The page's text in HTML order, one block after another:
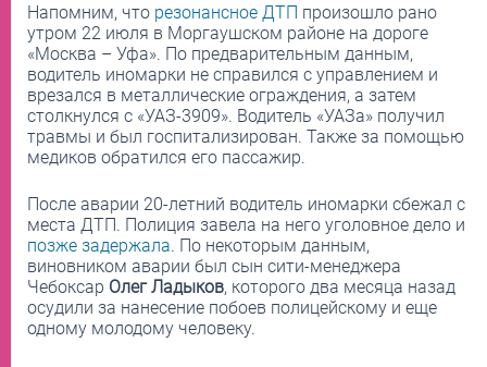
Напомним, что резонансное ДТП произошло рано
утром 22 июля в Моргаушском районе на дороге
«Москва – Уфа». По предварительным данным,
водитель иномарки не справился с управлением и
врезался в металлические ограждения, а затем
столкнулся с «УАЗ-3909». Водитель «УАЗа» получил
травмы и был госпитализирован. Также за помощью
медиков обратился его пассажир.
После аварии 20-летний водитель иномарки сбежал с
места ДТП. Полиция завела на него уголовное дело и
позже задержала. По некоторым данным,
виновником аварии был сын сити-менеджера
Чебоксар Олег Ладыков, которого два месяца назад
осудили за нанесение побоев полицейскому и еще
одному молодому человеку.